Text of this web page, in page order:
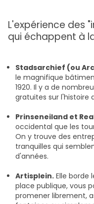
L'expérience des
qui échappent à
Stadsarchief (ou
le magnifique
1920. Il y a de
gratuites sur l'histoire
Prinseneiland et
occidental que les
On y trouve des
tranquilles qui
d'années.
Artisplein. Elle borde
place publique, vous
promener librement,